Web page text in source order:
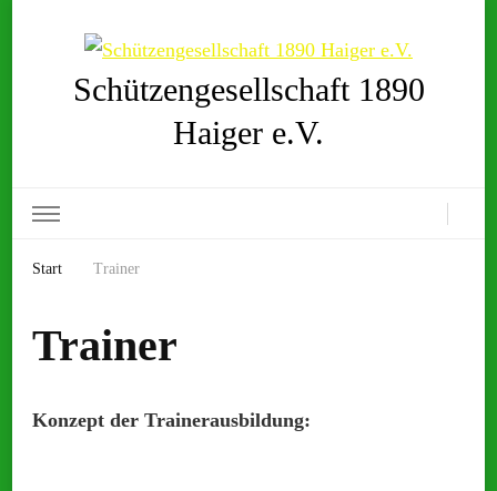
Schützengesellschaft 1890
Haiger e.V.
Start Trainer
Trainer
Konzept der Trainerausbildung: